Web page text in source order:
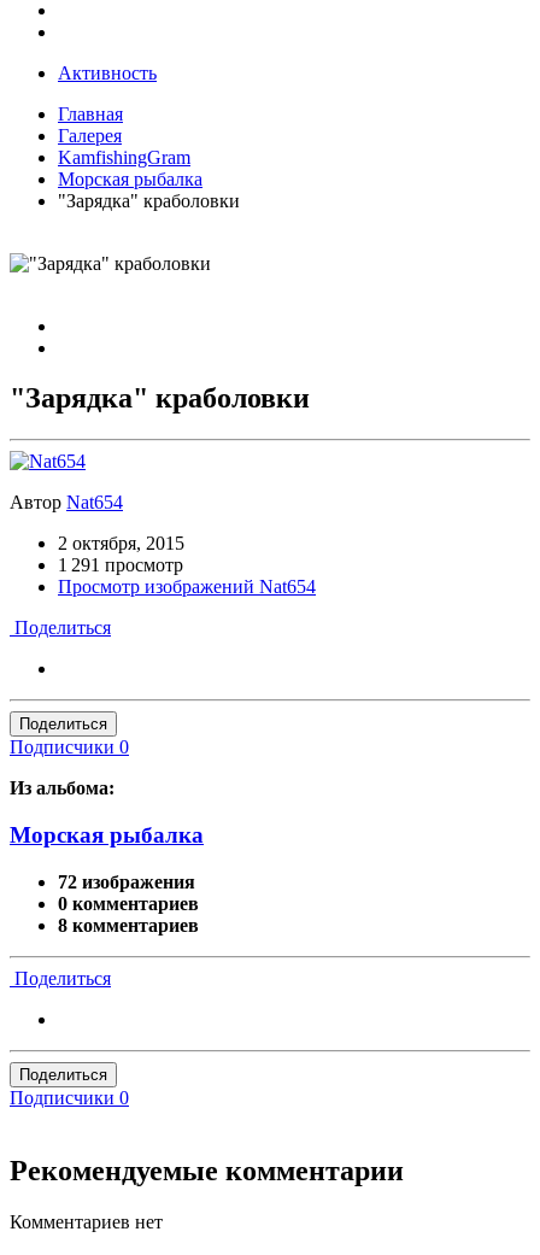
Активность
Главная
Галерея
KamfishingGram
Морская рыбалка
"Зарядка" краболовки
"Зарядка" краболовки
Автор Nat654
2 октября, 2015
1 291 просмотр
Просмотр изображений Nat654
Поделиться
Поделиться
Подписчики 0
Из альбома:
Морская рыбалка
72 изображения
0 комментариев
8 комментариев
Поделиться
Поделиться
Подписчики 0
Рекомендуемые комментарии
Комментариев нет